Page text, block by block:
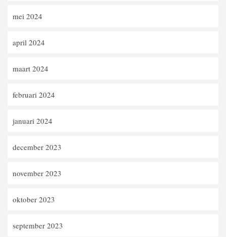
mei 2024
april 2024
maart 2024
februari 2024
januari 2024
december 2023
november 2023
oktober 2023
september 2023